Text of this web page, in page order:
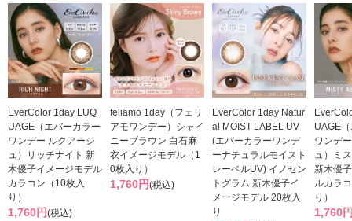
EverColor 1day LUQ
UAGE（エバーカラー
ワンデー ルクアージ
ュ）リッチナイト 新
木優子イメージモデル
カラコン（10枚入
り）
1,760円(税込)
feliamo 1day（フェリ
アモワンデー）シャイ
ニーブラウン 白石麻
衣イメージモデル（1
0枚入り）
1,760円(税込)
EverColor 1day Natur
al MOIST LABEL UV
(エバーカラーワンデ
ーナチュラルモイスト
レーベルUV) イノセン
トグラム 新木優子イ
メージモデル 20枚入
り
UAGE
ワンデ
ュ）ミ
新木優
ルカラ
り）
1,760